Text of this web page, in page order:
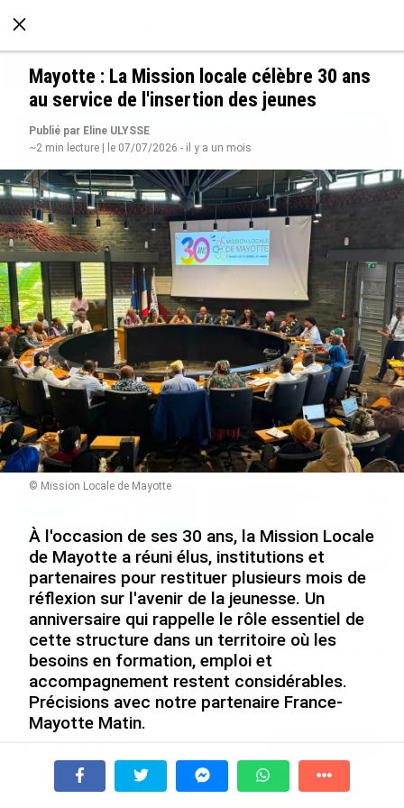
À LA UNE POLITIQUE ECONOMIE SOCIÉTÉ
SÉRIE. Histoire des chefs-lieux d’Outre-mer :
Nouméa, une capitale construite par le bagne,
le nickel et le Pacifique
le 08/08/2026
Rapport 2025 de l’Ifremer :
un engagement décisif dans
les Outre-mer
le 07/08/2026
De Messi à Trump :
l’expérience internationale
du Martiniquais Benoît Etinof
au service du Karibea Sainte-
Luce en Martinique
le 07/08/2026
Foy entend participer au
développement tourist...
À la une Tv Radio A Propos
Mayotte : La Mission locale célèbre 30 ans
au service de l'insertion des jeunes
Publié par Eline ULYSSE
~2 min lecture | le 07/07/2026 - il y a un mois
© Mission Locale de Mayotte
À l'occasion de ses 30 ans, la Mission Locale
de Mayotte a réuni élus, institutions et
partenaires pour restituer plusieurs mois de
réflexion sur l'avenir de la jeunesse. Un
anniversaire qui rappelle le rôle essentiel de
cette structure dans un territoire où les
besoins en formation, emploi et
accompagnement restent considérables.
Précisions avec notre partenaire France-
Mayotte Matin.
Trente ans d'existence, mais surtout trente ans
d'accompagnement de milliers de jeunes. La Mission
Locale de Mayotte a officiellement lancé les